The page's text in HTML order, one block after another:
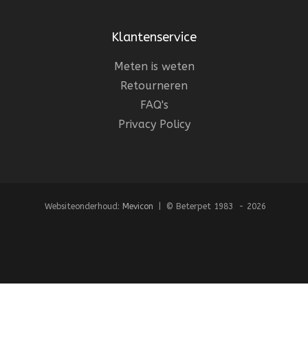
Klantenservice
Meten is weten
Retourneren
FAQ's
Privacy Policy
Websiteonderhoud: Mevicon | © Beterpet 1983 - 2026